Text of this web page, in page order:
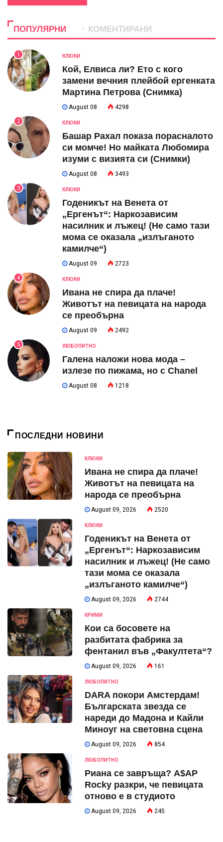
ПОПУЛЯРНИ КОМЕНТИРАНИ
1 КЛЮКИ
Кой, Елвиса ли? Ето с кого
замени вечния плейбой ергенката
Мартина Петрова (Снимка)
August 08 4298
2 КЛЮКИ
Башар Рахал показа порасналото
си момче! Но майката Любомира
изуми с визията си (Снимки)
August 08 3493
3 КЛЮКИ
Годеникът на Венета от
„Ергенът“: Наркозависим
насилник и лъжец! (Не само тази
мома се оказала „излъганото
камилче“)
August 09 2723
4 КЛЮКИ
Ивана не спира да плаче!
Животът на певицата на народа
се преобърна
August 09 2492
5 ЛЮБОПИТНО
Галена наложи нова мода –
излезе по пижама, но с Chanel
August 08 1218
ПОСЛЕДНИ НОВИНИ
КЛЮКИ
Ивана не спира да плаче!
Животът на певицата на
народа се преобърна
August 09, 2026 2520
КЛЮКИ
Годеникът на Венета от
„Ергенът“: Наркозависим
насилник и лъжец! (Не само
тази мома се оказала
„излъганото камилче“)
August 09, 2026 2744
КРИМИ
Кои са босовете на
разбитата фабрика за
фентанил във „Факултета“?
August 09, 2026 161
ЛЮБОПИТНО
DARA покори Амстердам!
Българската звезда се
нареди до Мадона и Кайли
Миноуг на световна сцена
August 09, 2026 854
ЛЮБОПИТНО
Риана се завръща? A$AP
Rocky разкри, че певицата
отново е в студиото
August 09, 2026 245